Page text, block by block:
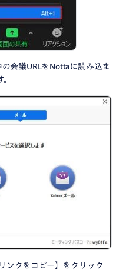
会議URLをNottaに読み込ま
ンクをコピー】をクリック